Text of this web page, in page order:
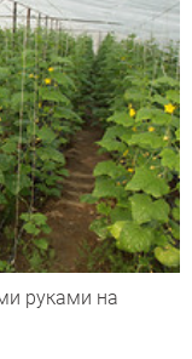
руками на